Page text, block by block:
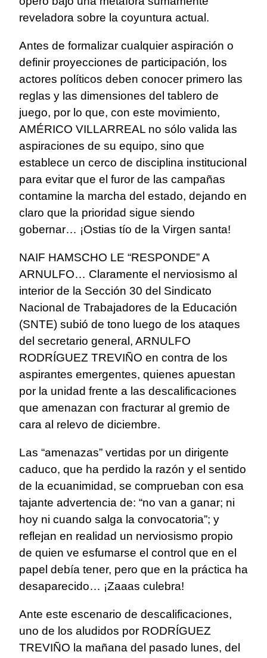
reveladora sobre la coyuntura actual.
Antes de formalizar cualquier aspiración o
definir proyecciones de participación, los
actores políticos deben conocer primero las
reglas y las dimensiones del tablero de
juego, por lo que, con este movimiento,
AMÉRICO VILLARREAL no sólo valida las
aspiraciones de su equipo, sino que
establece un cerco de disciplina institucional
para evitar que el furor de las campañas
contamine la marcha del estado, dejando en
claro que la prioridad sigue siendo
gobernar… ¡Ostias tío de la Virgen santa!
NAIF HAMSCHO LE “RESPONDE” A
ARNULFO… Claramente el nerviosismo al
interior de la Sección 30 del Sindicato
Nacional de Trabajadores de la Educación
(SNTE) subió de tono luego de los ataques
del secretario general, ARNULFO
RODRÍGUEZ TREVIÑO en contra de los
aspirantes emergentes, quienes apuestan
por la unidad frente a las descalificaciones
que amenazan con fracturar al gremio de
cara al relevo de diciembre.
Las “amenazas” vertidas por un dirigente
caduco, que ha perdido la razón y el sentido
de la ecuanimidad, se comprueban con esa
tajante advertencia de: “no van a ganar; ni
hoy ni cuando salga la convocatoria”; y
reflejan en realidad un nerviosismo propio
de quien ve esfumarse el control que en el
papel debía tener, pero que en la práctica ha
desaparecido… ¡Zaaas culebra!
Ante este escenario de descalificaciones,
uno de los aludidos por RODRÍGUEZ
TREVIÑO la mañana del pasado lunes, del